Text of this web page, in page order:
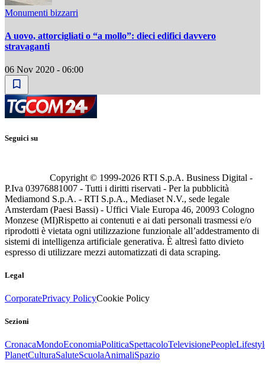
Monumenti bizzarri
A uovo, attorcigliati o “a mollo”: dieci edifici davvero
stravaganti
06 Nov 2020 - 06:00
Seguici su
Copyright © 1999-2026 RTI S.p.A. Business Digital -
P.Iva 03976881007 - Tutti i diritti riservati - Per la pubblicità
Mediamond S.p.A. - RTI S.p.A., Mediaset N.V., sede legale
Amsterdam (Paesi Bassi) - Uffici Viale Europa 46, 20093 Cologno
Monzese (MI)Rispetto ai contenuti e ai dati personali trasmessi e/o
riprodotti è vietata ogni utilizzazione funzionale all’addestramento di
sistemi di intelligenza artificiale generativa. È altresì fatto divieto
espresso di utilizzare mezzi automatizzati di data scraping.
Legal
CorporatePrivacy PolicyCookie Policy
Sezioni
CronacaMondoEconomiaPoliticaSpettacoloTelevisionePeople
PlanetCulturaSaluteScuolaAnimaliSpazio